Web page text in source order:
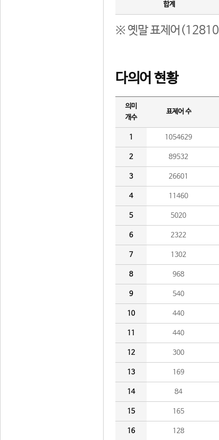
합계
※ 옛말 표제어(12810
다의어 현황
의미
개수
표제어 수
1 1054629
2 89532
3 26601
4 11460
5 5020
6 2322
7 1302
8 968
9 540
10 440
11 440
12 300
13 169
14 84
15 165
16 128